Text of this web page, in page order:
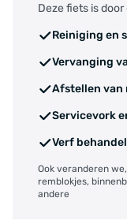
Deze fiets is
Reiniging en
Vervanging
Afstellen van
Servicevork
Verf
Ook veranderen
remblokjes,
andere